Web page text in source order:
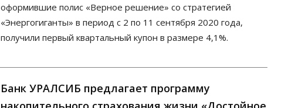
оформившие полис «Верное решение» со стратегией
«Энергогиганты» в период с 2 по 11 сентября 2020 года,
получили первый квартальный купон в размере 4,1%.
Банк УРАЛСИБ предлагает программу